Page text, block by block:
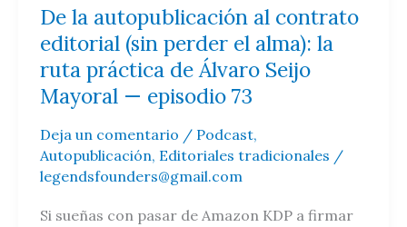
De la autopublicación al contrato
editorial (sin perder el alma): la
ruta práctica de Álvaro Seijo
Mayoral — episodio 73
Deja un comentario / Podcast,
Autopublicación, Editoriales tradicionales /
legendsfounders@gmail.com
Si sueñas con pasar de Amazon KDP a firmar
la
ruta
práctica
de
Álvaro
Mayoral
—
73